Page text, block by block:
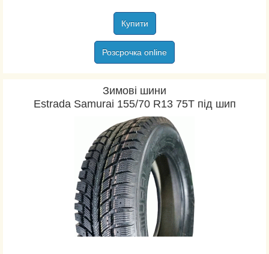
Tatko
Tigar
Toyo
Viking
Vredestein
Yokohama
Белшина
Купити
Розсрочка online
Зимові шини
Estrada Samurai 155/70 R13 75T під шип